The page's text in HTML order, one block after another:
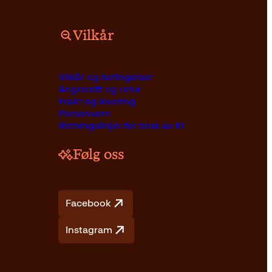
Vilkår
Vilkår og betingelser
Angrerett og retur
Frakt og levering
Personvern
Retningslinjer for bruk av KI
Følg oss
Facebook
Instagram